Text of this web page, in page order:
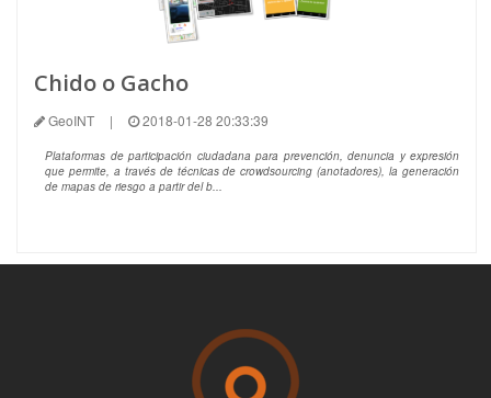
Chido o Gacho
GeoINT | 2018-01-28 20:33:39
Plataformas de participación ciudadana para prevención, denuncia y expresión
que permite, a través de técnicas de crowdsourcing (anotadores), la generación
de mapas de riesgo a partir del b...